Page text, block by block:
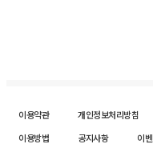
이용약관 개인정보처리방침
이용방법
공지사항 이